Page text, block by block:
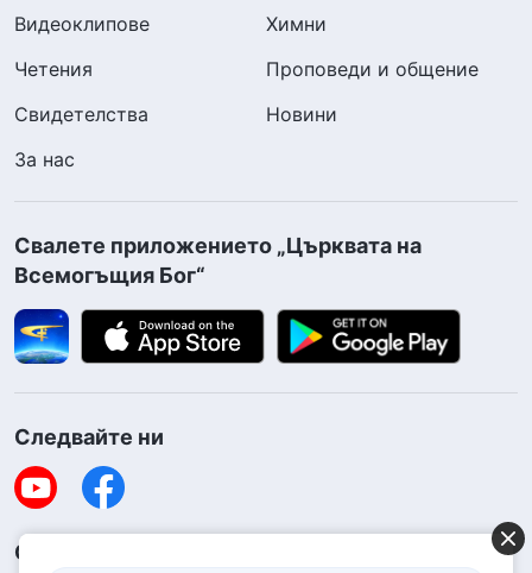
Видеоклипове
Химни
Четения
Проповеди и общение
Свидетелства
Новини
За нас
Свалете приложението „Църквата на
Всемогъщия Бог“
Следвайте ни
Свържете се с нас